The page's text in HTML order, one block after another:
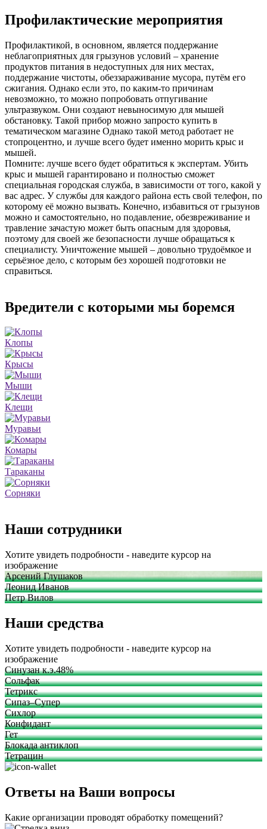
Профилактические мероприятия
Профилактикой, в основном, является поддержание
неблагоприятных для грызунов условий – хранение
продуктов питания в недоступных для них местах,
поддержание чистоты, обеззараживание мусора, путём его
сжигания. Однако если это, по каким-то причинам
невозможно, то можно попробовать отпугивание
ультразвуком. Они создают невыносимую для мышей
обстановку. Такой прибор можно запросто купить в
тематическом магазине Однако такой метод работает не
стопроцентно, и лучше всего будет именно морить крыс и
мышей.
Помните: лучше всего будет обратиться к экспертам. Убить
крыс и мышей гарантировано и полностью сможет
специальная городская служба, в зависимости от того, какой у
вас адрес. У службы для каждого района есть свой телефон, по
которому её можно вызвать. Конечно, избавиться от грызунов
можно и самостоятельно, но подавление, обезвреживание и
травление зачастую может быть опасным для здоровья,
поэтому для своей же безопасности лучше обращаться к
специалисту. Уничтожение мышей – довольно трудоёмкое и
серьёзное дело, с которым без хорошей подготовки не
справиться.
Вредители с которыми мы боремся
Клопы
Крысы
Мыши
Клещи
Муравьи
Комары
Тараканы
Сорняки
Наши сотрудники
Хотите увидеть подробности - наведите курсор на
изображение
Арсений Глушаков
Леонид Иванов
Петр Вилов
Наши средства
Хотите увидеть подробности - наведите курсор на
изображение
Синузан к.э.48%
Сольфак
Тетрикс
Сипаз–Супер
Сихлор
Конфидант
Гет
Блокада антиклоп
Тетрацин
Ответы на Ваши вопросы
Какие организации проводят обработку помещений?